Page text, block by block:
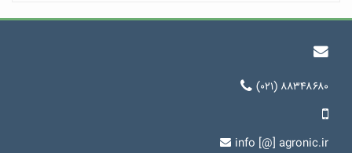
(۰۲۱) ۸۸۳۴۸۶۸۰
info [@] agronic.ir